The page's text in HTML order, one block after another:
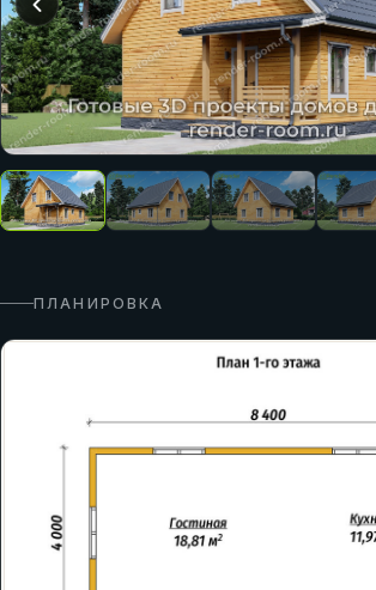
ПЛАНИРОВКА